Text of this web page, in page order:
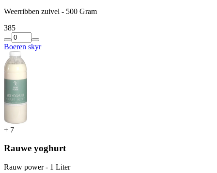
Weerribben zuivel - 500 Gram
385
Boeren skyr
+ 7
Rauwe yoghurt
Rauw power - 1 Liter